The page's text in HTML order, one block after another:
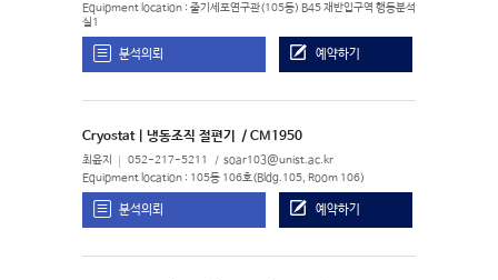
Equipment location : 줄기세포연구관(105동) B45 재반입구역 행동분석
실1
분석의뢰 예약하기
Cryostat | 냉동조직 절편기 / CM1950
최윤지 052-217-5211 soar103@unist.ac.kr
Equipment location : 105동 106호(Bldg.105, Room 106)
분석의뢰 예약하기